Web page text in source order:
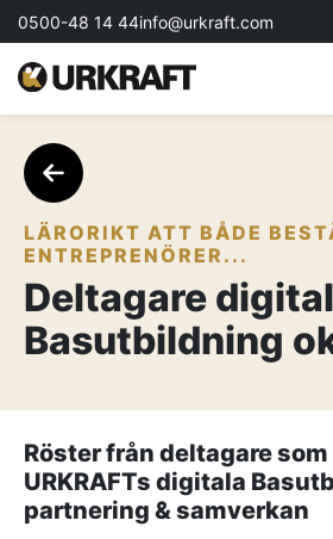
0500-48 14 44info@urkraft.com
Partnering & Samverkan
Team & Ledarskap
Profil & Kommunikation
Kontakta oss
Om oss
LÄRORIKT ATT BÅDE
ENTREPRENÖRER...
Deltagare digital
Basutbildning
Röster från deltagare
URKRAFTs digitala
partnering & samverkan